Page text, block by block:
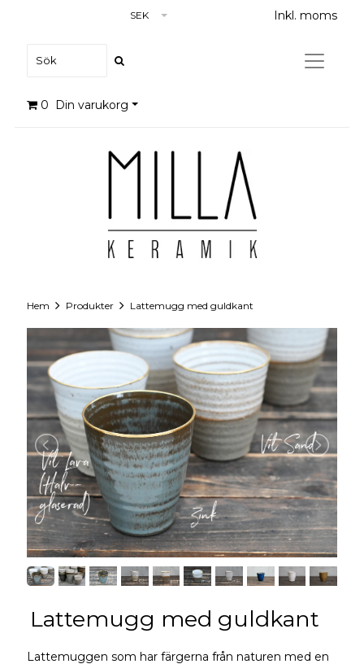
SEK Inkl. moms
0 Din varukorg
Hem Produkter Lattemugg med guldkant
Lattemugg med guldkant
Lattemuggen som har färgerna från naturen med en